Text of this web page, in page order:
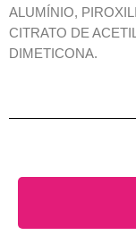
ALUMÍNIO,
CITRATO DE
DIMETICONA.